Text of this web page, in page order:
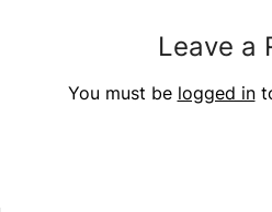
Leave a
You must be logged in